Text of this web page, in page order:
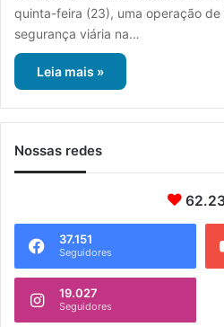
quinta-feira (23), uma operação
segurança viária na…
Leia mais »
Nossas redes
37.151
Seguidores
19.027
Seguidores